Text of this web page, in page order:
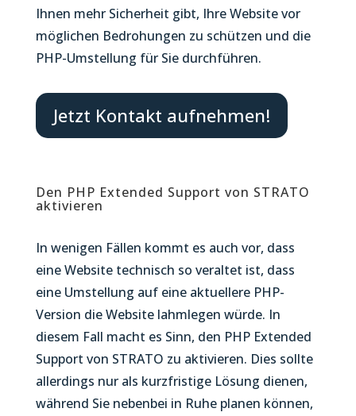
Ihnen mehr Sicherheit gibt, Ihre Website vor
möglichen Bedrohungen zu schützen und die
PHP-Umstellung für Sie durchführen.
Jetzt Kontakt aufnehmen!
Den PHP Extended Support von STRATO
aktivieren
In wenigen Fällen kommt es auch vor, dass
eine Website technisch so veraltet ist, dass
eine Umstellung auf eine aktuellere PHP-
Version die Website lahmlegen würde. In
diesem Fall macht es Sinn, den PHP Extended
Support von STRATO zu aktivieren. Dies sollte
allerdings nur als kurzfristige Lösung dienen,
während Sie nebenbei in Ruhe planen können,